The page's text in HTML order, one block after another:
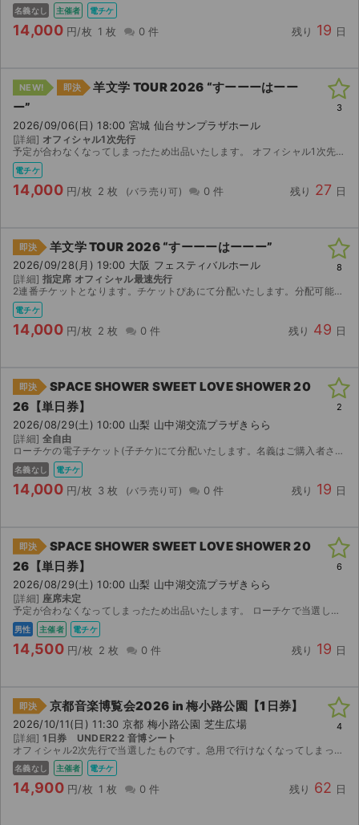
名義なし 主催者 電チケ
14,000 円/枚 1 枚 0 件 残り 19 日
NEW! 即決
羊文学 TOUR 2026 “すーーーはーー
ー”
2026/09/06(日) 18:00 宮城 仙台サンプラザホール
[詳細] オフィシャル1次先行
予定が合わなくなってしまったため出品いたします。 オフィシャル1次先行で当選したチケットです。 【お渡し方法】 電子チケット、チケットぴあにて分配いたします。 分配可能になり次第、取引連絡にて...
電チケ
14,000 円/枚 2 枚 0 件 残り 27 日
3
即決 羊文学 TOUR 2026 “すーーーはーーー”
2026/09/28(月) 19:00 大阪 フェスティバルホール
[詳細] 指定席 オフィシャル最速先行
2連番チケットとなります。チケットぴあにて分配いたします。分配可能になり次第、取引連絡にてURLをお送りします。
電チケ
14,000 円/枚 2 枚 0 件 残り 49 日
8
即決
SPACE SHOWER SWEET LOVE SHOWER 20
26【単日券】
2026/08/29(土) 10:00 山梨 山中湖交流プラザきらら
[詳細] 全自由
ローチケの電子チケット(子チケ)にて分配いたします。名義はご購入者さまの名義になります。親チケではありません。チケット分配時にローチケ登録の電話番号とお名前を伺います。チケット分配の為に必要の為...
名義なし 電チケ
14,000 円/枚 3 枚 0 件 残り 19 日
2
即決
SPACE SHOWER SWEET LOVE SHOWER 20
26【単日券】
2026/08/29(土) 10:00 山梨 山中湖交流プラザきらら
[詳細] 座席未定
予定が合わなくなってしまったため出品いたします。 ローチケで当選したチケットです。 【お渡し方法】 電子チケット（ローチケ）にて分配いたします。 分配可能になり次第、取引連絡にてUR...
男性 主催者 電チケ
14,500 円/枚 2 枚 0 件 残り 19 日
6
即決 京都音楽博覧会2026 in 梅小路公園【1日券】
2026/10/11(日) 11:30 京都 梅小路公園 芝生広場
[詳細] 1日券 UNDER22 音博シート
オフィシャル2次先行で当選したものです。急用で行けなくなってしまったため、出品いたします。
名義なし 主催者 電チケ
14,900 円/枚 1 枚 0 件 残り 62 日
4